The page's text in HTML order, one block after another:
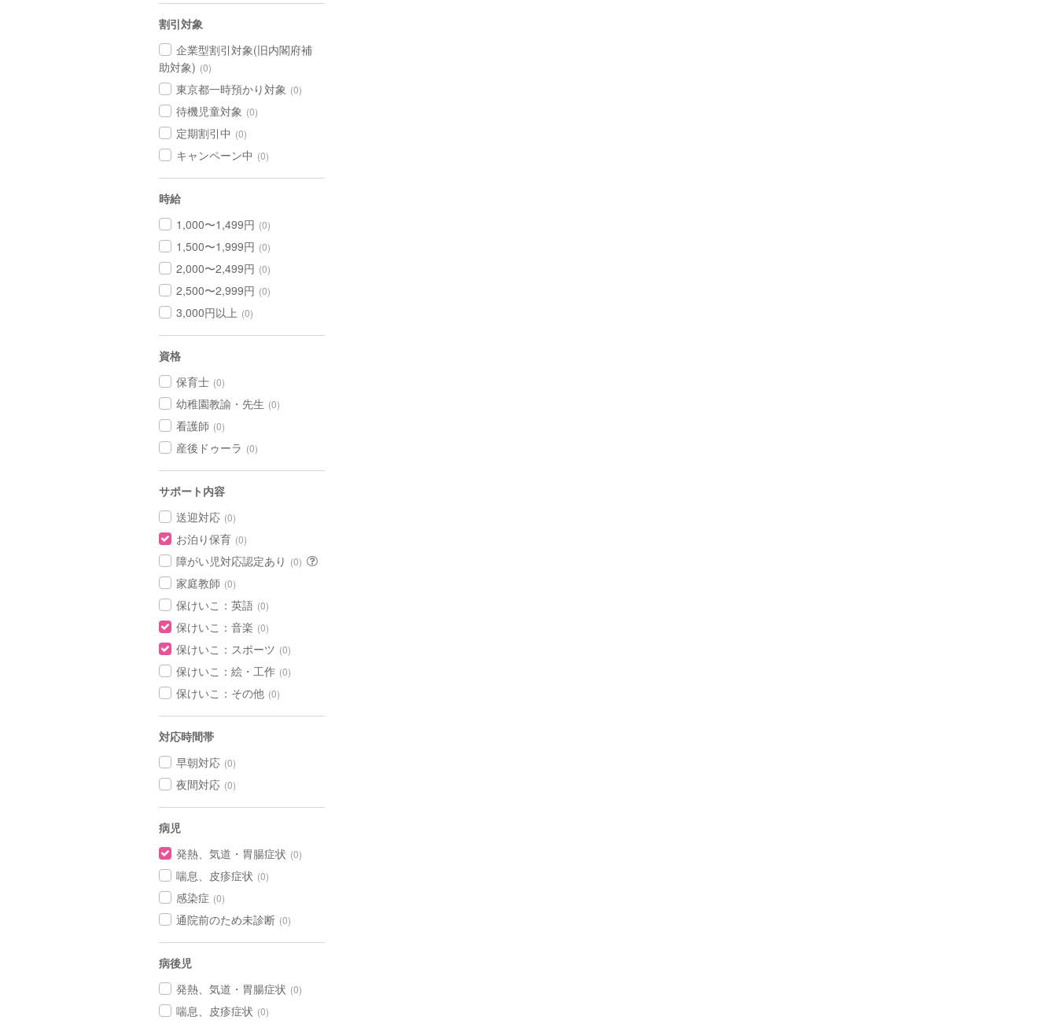
割引対象
企業型割引対象(旧内閣府補
助対象) (0)
東京都一時預かり対象 (0)
待機児童対象 (0)
定期割引中 (0)
キャンペーン中 (0)
時給
1,000〜1,499円 (0)
1,500〜1,999円 (0)
2,000〜2,499円 (0)
2,500〜2,999円 (0)
3,000円以上 (0)
資格
保育士 (0)
幼稚園教諭・先生 (0)
看護師 (0)
産後ドゥーラ (0)
サポート内容
送迎対応 (0)
お泊り保育 (0)
障がい児対応認定あり (0)
家庭教師 (0)
保けいこ：英語 (0)
保けいこ：音楽 (0)
保けいこ：スポーツ (0)
保けいこ：絵・工作 (0)
保けいこ：その他 (0)
対応時間帯
早朝対応 (0)
夜間対応 (0)
病児
発熱、気道・胃腸症状 (0)
喘息、皮疹症状 (0)
感染症 (0)
通院前のため未診断 (0)
病後児
発熱、気道・胃腸症状 (0)
喘息、皮疹症状 (0)